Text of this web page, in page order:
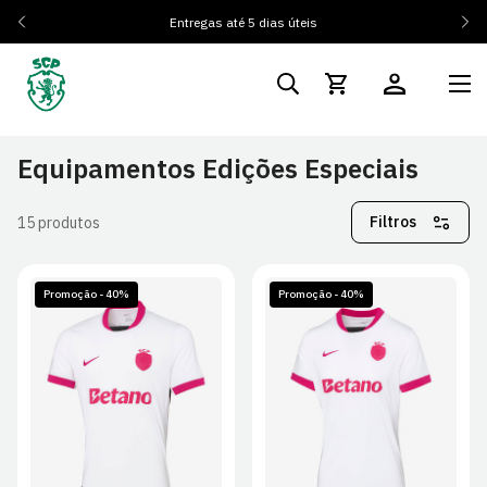
Entregas até 5 dias úteis
Equipamentos Edições Especiais
15 produtos Filtros
Promoção - 40%
S XL
Promoção - 40%
XS S M L